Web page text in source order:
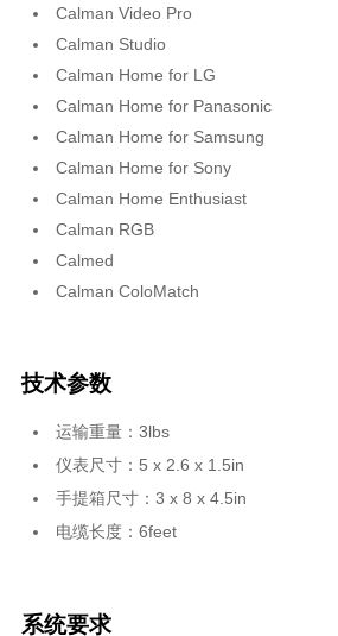
Calman Video Pro
Calman Studio
Calman Home for LG
Calman Home for Panasonic
Calman Home for Samsung
Calman Home for Sony
Calman Home Enthusiast
Calman RGB
Calmed
Calman ColoMatch
技术参数
运输重量：3lbs
仪表尺寸：5 x 2.6 x 1.5in
手提箱尺寸：3 x 8 x 4.5in
电缆长度：6feet
系统要求